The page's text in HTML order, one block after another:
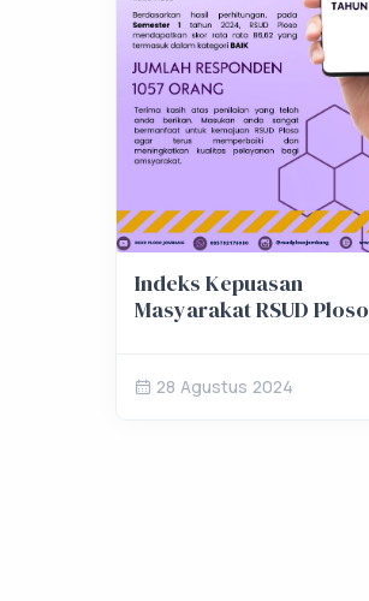
Indeks Kepuasan
Masyarakat RSUD Ploso
28 Agustus 2024